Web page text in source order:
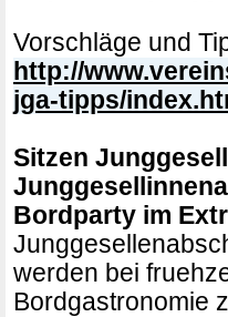
Vorschläge und
http://
jga-tipps/
Sitzen
Bordparty im
werden bei
Bordgastronomie